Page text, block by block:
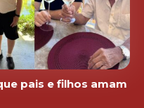
pais e filhos amam